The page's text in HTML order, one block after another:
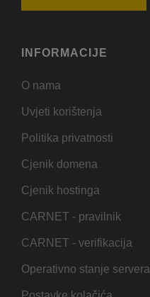
INFORMACIJE
O nama
Uvjeti korištenja
Politika privatnosti
Cjenik domena
Cjenik hostinga
CARNET - pravilnik
CARNET - verifikacija
Operativno stanje servera